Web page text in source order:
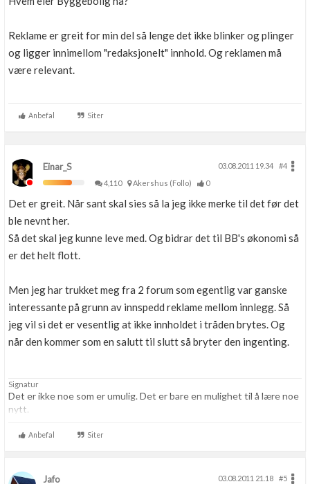
Reklame er greit for min del så lenge det ikke blinker og plinger
og ligger innimellom "redaksjonelt" innhold. Og reklamen må
være relevant.
Anbefal Siter
Einar_S 03.08.2011 19.34
#4
4,110
Akershus (Follo) 0
Det er greit. Når sant skal sies så la jeg ikke merke til det før det
ble nevnt her.
Så det skal jeg kunne leve med. Og bidrar det til BB's økonomi så
er det helt flott.
Men jeg har trukket meg fra 2 forum som egentlig var ganske
interessante på grunn av innspedd reklame mellom innlegg. Så
jeg vil si det er vesentlig at ikke innholdet i tråden brytes. Og
når den kommer som en salutt til slutt så bryter den ingenting.
Signatur
Det er ikke noe som er umulig. Det er bare en mulighet til å lære noe
nytt.
Anbefal Siter
Jafo 03.08.2011 21.18 #5